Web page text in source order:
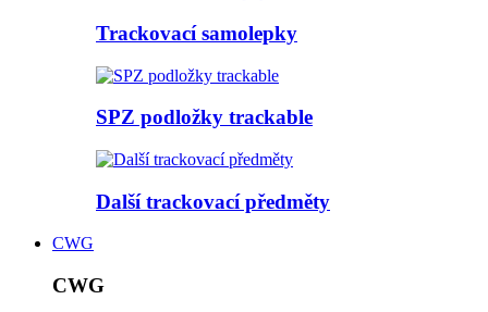
Trackovací samolepky
SPZ podložky trackable
Další trackovací předměty
CWG
CWG